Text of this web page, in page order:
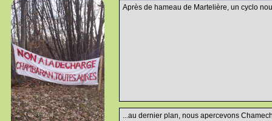
Après de hameau de Martelière, un cyclo
...au dernier plan, nous apercevons